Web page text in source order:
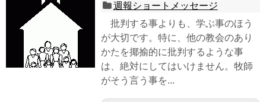
週報ショートメッセージ
批判する事よりも、学ぶ事のほう
が大切です。特に、他の教会のあり
かたを揶揄的に批判するような事
は、絶対にしてはいけません。牧師
がそう言う事を...